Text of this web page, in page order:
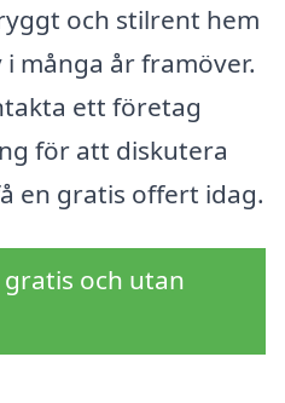
och stilrent hem
många år framöver.
ett företag
för att diskutera
en gratis offert idag.
och utan